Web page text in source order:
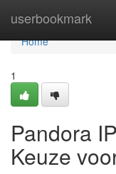
userbookmark
Home
Home
1
Pandora
Keuze